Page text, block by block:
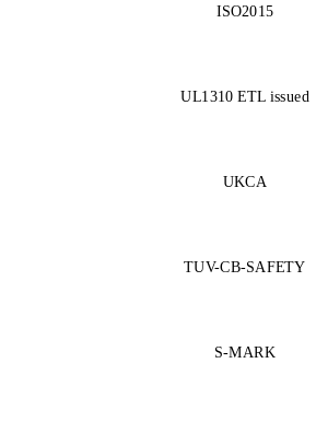
ISO2015
UL1310 ETL issued
UKCA
TUV-CB-SAFETY
S-MARK